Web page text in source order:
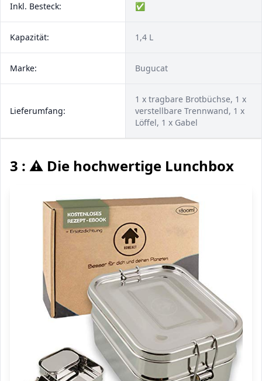
Inkl. Besteck: ✅
Kapazität: 1,4 L
Marke: Bugucat
Lieferumfang:
1 x tragbare Brotbüchse, 1 x
verstellbare Trennwand, 1 x
Löffel, 1 x Gabel
3 : ⚠️ Die hochwertige Lunchbox